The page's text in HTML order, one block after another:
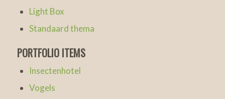
Light Box
Standaard thema
PORTFOLIO ITEMS
Insectenhotel
Vogels